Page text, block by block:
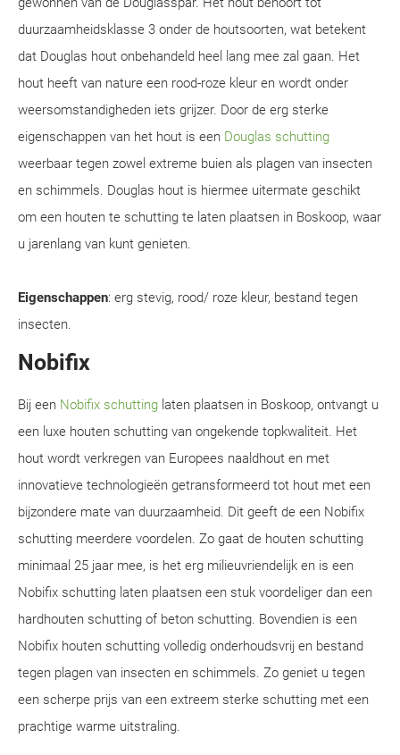
duurzaamheidsklasse 3 onder de houtsoorten, wat betekent
dat Douglas hout onbehandeld heel lang mee zal gaan. Het
hout heeft van nature een rood-roze kleur en wordt onder
weersomstandigheden iets grijzer. Door de erg sterke
eigenschappen van het hout is een Douglas schutting
weerbaar tegen zowel extreme buien als plagen van insecten
en schimmels. Douglas hout is hiermee uitermate geschikt
om een houten te schutting te laten plaatsen in Boskoop, waar
u jarenlang van kunt genieten.
Eigenschappen: erg stevig, rood/ roze kleur, bestand tegen
insecten.
Nobifix
Bij een Nobifix schutting laten plaatsen in Boskoop, ontvangt u
een luxe houten schutting van ongekende topkwaliteit. Het
hout wordt verkregen van Europees naaldhout en met
innovatieve technologieën getransformeerd tot hout met een
bijzondere mate van duurzaamheid. Dit geeft de een Nobifix
schutting meerdere voordelen. Zo gaat de houten schutting
minimaal 25 jaar mee, is het erg milieuvriendelijk en is een
Nobifix schutting laten plaatsen een stuk voordeliger dan een
hardhouten schutting of beton schutting. Bovendien is een
Nobifix houten schutting volledig onderhoudsvrij en bestand
tegen plagen van insecten en schimmels. Zo geniet u tegen
een scherpe prijs van een extreem sterke schutting met een
prachtige warme uitstraling.